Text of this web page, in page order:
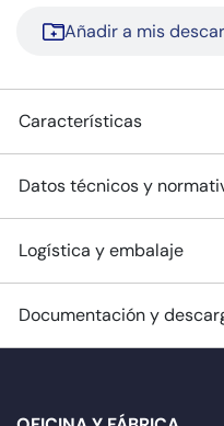
Añadir a mis
Características
Datos técnicos y
Logística y embalaje
Documentación y